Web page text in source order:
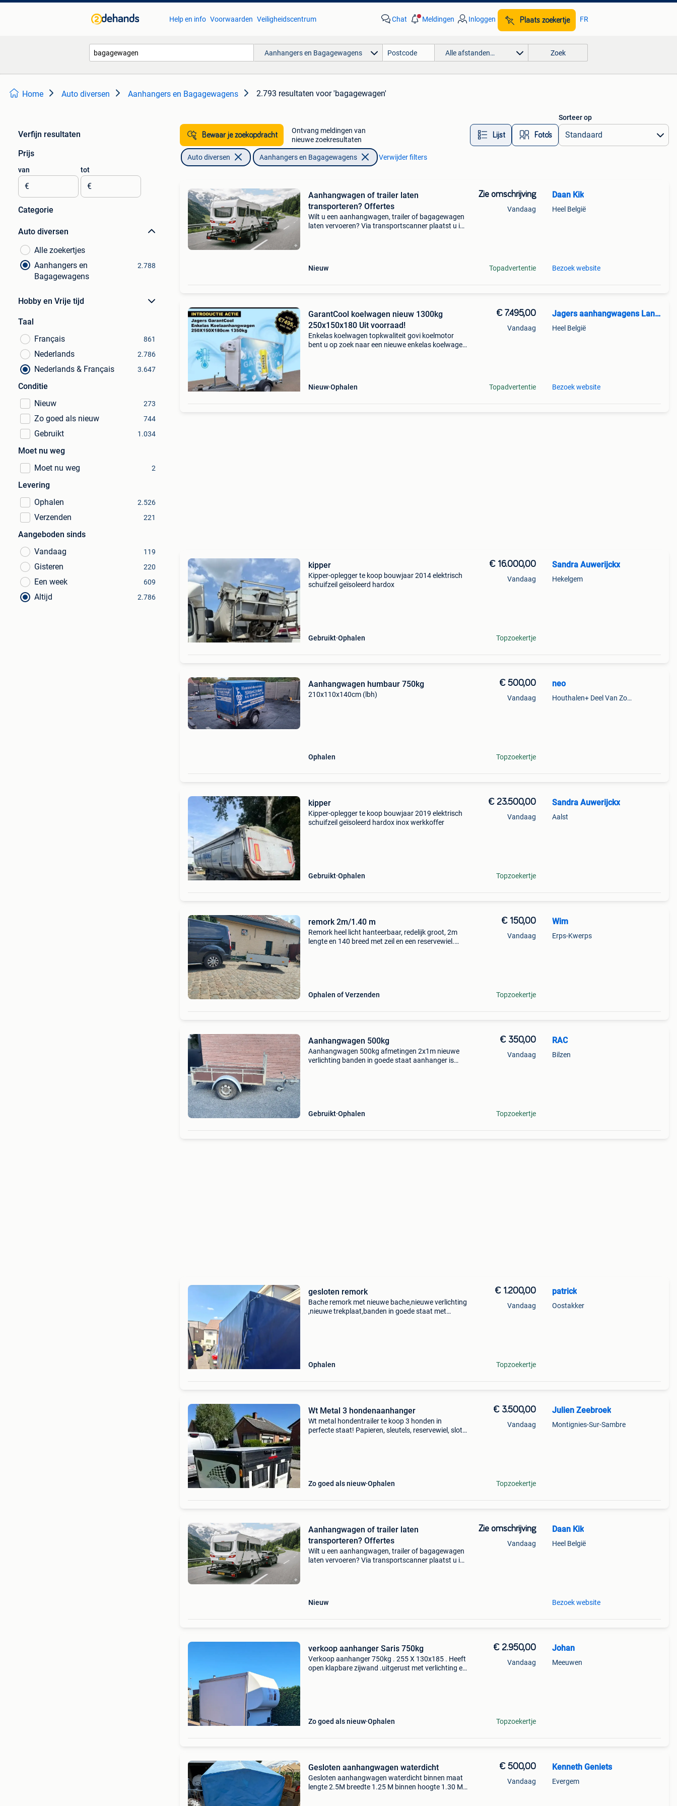
Help en info Voorwaarden Veiligheidscentrum Chat Meldingen Inloggen Plaats zoekertje FR
Aanhangers en Bagagewagens Alle afstanden… Zoek
Home Auto diversen Aanhangers en Bagagewagens 2.793 resultaten voor 'bagagewagen'
Verfijn resultaten
Prijs
van
€
tot
€
Categorie
Auto diversen
Alle zoekertjes
Aanhangers en
Bagagewagens
2.788
Hobby en Vrije tijd
Taal
Français
861
Nederlands 2.786
Nederlands & Français 3.647
Conditie
Nieuw
273
Zo goed als nieuw 744
Gebruikt 1.034
Moet nu weg
Moet nu weg
2
Levering
Ophalen
2.526
Verzenden 221
Aangeboden sinds
Vandaag
119
Gisteren 220
Een week 609
Altijd 2.786
Bewaar je zoekopdracht
Ontvang meldingen van
nieuwe zoekresultaten
Lijst Foto’s
Sorteer op
Auto diversen Aanhangers en Bagagewagens Verwijder filters
Aanhangwagen of trailer laten
transporteren? Offertes
Wilt u een aanhangwagen, trailer of bagagewagen
laten vervoeren? Via transportscanner plaatst u in
Nieuw
Zie omschrijving
Vandaag
Topadvertentie
Daan Kik
Heel België
Bezoek website
GarantCool koelwagen nieuw 1300kg
250x150x180 Uit voorraad!
Enkelas koelwagen topkwaliteit govi koelmotor
bent u op zoek naar een nieuwe enkelas koelwagen
Nieuw Ophalen
€ 7.495,00
Vandaag
Topadvertentie
Jagers aanhangwagens Landgraaf
Heel België
Bezoek website
kipper
Kipper-oplegger te koop bouwjaar 2014 elektrisch
schuifzeil geïsoleerd hardox
Gebruikt Ophalen
€ 16.000,00
Vandaag
Topzoekertje
Sandra Auwerijckx
Hekelgem
Aanhangwagen humbaur 750kg
210x110x140cm (lbh)
Ophalen
€ 500,00
Vandaag
Topzoekertje
neo
Houthalen+ Deel Van Zonhoven En Zolder
kipper
Kipper-oplegger te koop bouwjaar 2019 elektrisch
schuifzeil geïsoleerd hardox inox werkkoffer
Gebruikt Ophalen
€ 23.500,00
Vandaag
Topzoekertje
Sandra Auwerijckx
Aalst
remork 2m/1.40 m
Remork heel licht hanteerbaar, redelijk groot, 2m
lengte en 140 breed met zeil en een reservewiel.
Ophalen of Verzenden
€ 150,00
Vandaag
Topzoekertje
Wim
Erps-Kwerps
Aanhangwagen 500kg
Aanhangwagen 500kg afmetingen 2x1m nieuwe
verlichting banden in goede staat aanhanger is
Gebruikt Ophalen
€ 350,00
Vandaag
Topzoekertje
RAC
Bilzen
gesloten remork
Bache remork met nieuwe bache,nieuwe verlichting
,nieuwe trekplaat,banden in goede staat met
Ophalen
€ 1.200,00
Vandaag
Topzoekertje
patrick
Oostakker
Wt Metal 3 hondenaanhanger
Wt metal hondentrailer te koop 3 honden in
perfecte staat! Papieren, sleutels, reservewiel, slot
Zo goed als nieuw Ophalen
€ 3.500,00
Vandaag
Topzoekertje
Julien Zeebroek
Montignies-Sur-Sambre
Aanhangwagen of trailer laten
transporteren? Offertes
Wilt u een aanhangwagen, trailer of bagagewagen
laten vervoeren? Via transportscanner plaatst u in
Nieuw
Zie omschrijving
Vandaag
Daan Kik
Heel België
Bezoek website
verkoop aanhanger Saris 750kg
Verkoop aanhanger 750kg . 255 X 130x185 . Heeft
open klapbare zijwand .uitgerust met verlichting en
Zo goed als nieuw Ophalen
€ 2.950,00
Vandaag
Topzoekertje
Johan
Meeuwen
Gesloten aanhangwagen waterdicht
Gesloten aanhangwagen waterdicht binnen maat
lengte 2.5M breedte 1.25 M binnen hoogte 1.30 M
€ 500,00
Vandaag
Kenneth Geniets
Evergem